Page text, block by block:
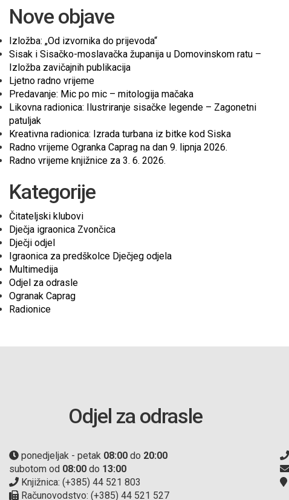
Nove objave
Izložba: „Od izvornika do prijevoda“
Sisak i Sisačko-moslavačka županija u Domovinskom ratu –
Izložba zavičajnih publikacija
Ljetno radno vrijeme
Predavanje: Mic po mic – mitologija mačaka
Likovna radionica: Ilustriranje sisačke legende – Zagonetni
patuljak
Kreativna radionica: Izrada turbana iz bitke kod Siska
Radno vrijeme Ogranka Caprag na dan 9. lipnja 2026.
Radno vrijeme knjižnice za 3. 6. 2026.
Kategorije
Čitateljski klubovi
Dječja igraonica Zvončica
Dječji odjel
Igraonica za predškolce Dječjeg odjela
Multimedija
Odjel za odrasle
Ogranak Caprag
Radionice
Odjel za odrasle
ponedjeljak - petak 08:00 do 20:00
subotom od 08:00 do 13:00
Knjižnica: (+385) 44 521 803
Računovodstvo: (+385) 44 521 527